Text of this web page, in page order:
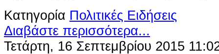
Κατηγορία Πολιτικές Ειδήσεις
Διαβάστε περισσότερα...
Τετάρτη, 16 Σεπτεμβρίου 2015